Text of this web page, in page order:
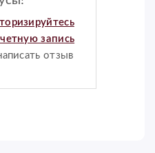
запись
отзыв